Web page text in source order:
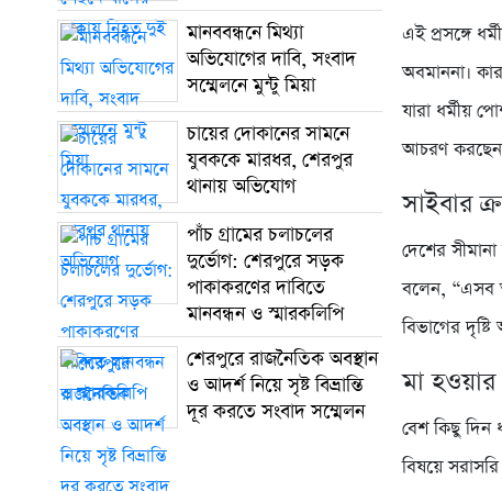
মানববন্ধনে মিথ্যা
অভিযোগের দাবি, সংবাদ
সম্মেলনে মুন্টু মিয়া
চায়ের দোকানের সামনে
যুবককে মারধর, শেরপুর
থানায় অভিযোগ
পাঁচ গ্রামের চলাচলের
দুর্ভোগ: শেরপুরে সড়ক
পাকাকরণের দাবিতে
মানবন্ধন ও স্মারকলিপি
শেরপুরে রাজনৈতিক অবস্থান
ও আদর্শ নিয়ে সৃষ্ট বিভ্রান্তি
দূর করতে সংবাদ সম্মেলন
এই প্রসঙ্গে
অবমাননা।
যারা ধর্মীয়
আচরণ
সাইবার
দেশের
বলেন, “এসব
বিভাগের
মা
বেশ কিছু দিন
বিষয়ে